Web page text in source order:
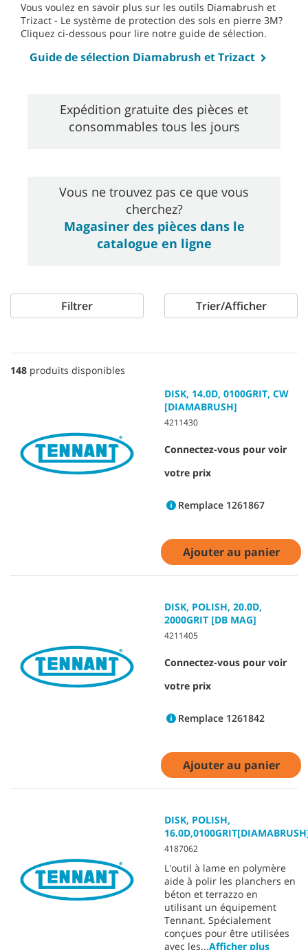
Vous voulez en savoir plus sur les outils Diamabrush et
Trizact - Le système de protection des sols en pierre 3M?
Cliquez ci-dessous pour lire notre guide de sélection.
Guide de sélection Diamabrush et Trizact
Expédition gratuite des pièces et
consommables tous les jours
Vous ne trouvez pas ce que vous
cherchez?
Magasiner des pièces dans le
catalogue en ligne
Filtrer Trier/Afficher
148 produits disponibles
DISK, 14.0D, 0100GRIT, CW
[DIAMABRUSH]
4211430
Connectez-vous pour voir
votre prix
Remplace 1261867
Ajouter au panier
DISK, POLISH, 20.0D,
2000GRIT [DB MAG]
4211405
Connectez-vous pour voir
votre prix
Remplace 1261842
Ajouter au panier
DISK, POLISH,
4187062
L'outil à lame en polymère
aide à polir les planchers en
béton et terrazzo en
utilisant un équipement
Tennant. Spécialement
conçues pour être utilisées
avec les...Afficher plus